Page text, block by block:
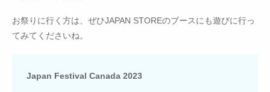
お祭りに行く方は、ぜひJAPAN STOREのブースにも遊びに行っ
てみてくださいね。
Japan Festival Canada 2023